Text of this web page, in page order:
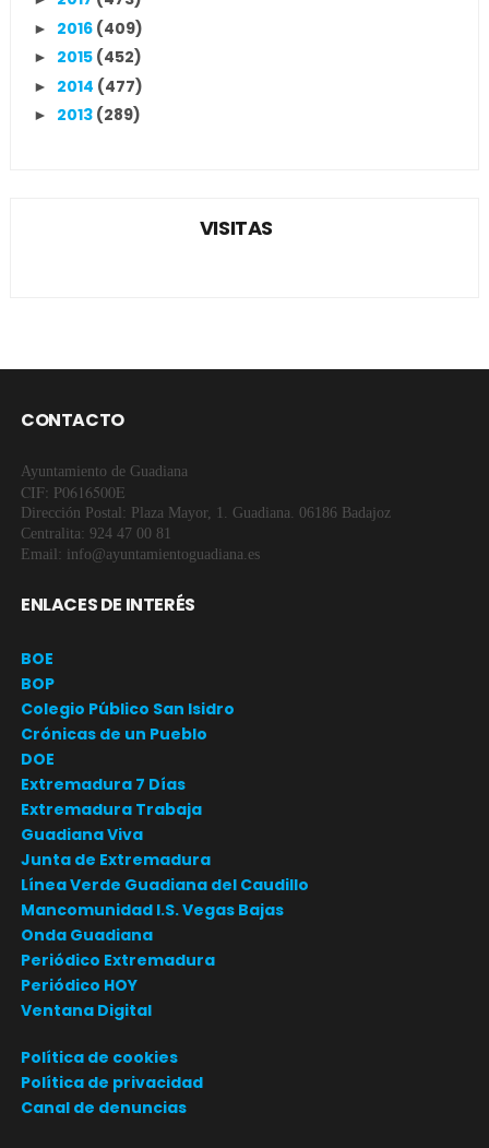
► 2016 (409)
► 2015 (452)
► 2014 (477)
► 2013 (289)
VISITAS
CONTACTO
Ayuntamiento de Guadiana
CIF: P0616500E
Dirección Postal: Plaza Mayor, 1. Guadiana. 06186 Badajoz
Centralita: 924 47 00 81
Email: info@ayuntamientoguadiana.es
ENLACES DE INTERÉS
BOE
BOP
Colegio Público San Isidro
Crónicas de un Pueblo
DOE
Extremadura 7 Días
Extremadura Trabaja
Guadiana Viva
Junta de Extremadura
Línea Verde Guadiana del Caudillo
Mancomunidad I.S. Vegas Bajas
Onda Guadiana
Periódico Extremadura
Periódico HOY
Ventana Digital
Política de cookies
Política de privacidad
Canal de denuncias